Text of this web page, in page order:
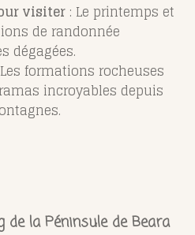
visiter : Le printemps et
de randonnée
dégagées.
formations rocheuses
incroyables depuis
de la Péninsule de Beara